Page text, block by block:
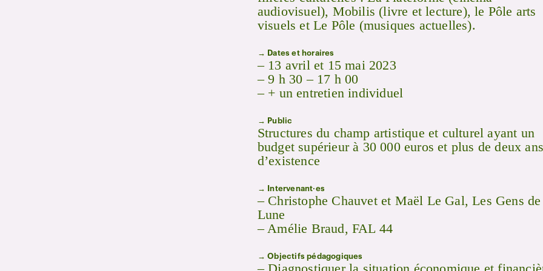
audiovisuel), Mobilis (livre et lecture), le Pôle arts
visuels et Le Pôle (musiques actuelles).
→ Dates et horaires
– 13 avril et 15 mai 2023
– 9 h 30 – 17 h 00
– + un entretien individuel
→ Public
Structures du champ artistique et culturel ayant un
budget supérieur à 30 000 euros et plus de deux ans
d’existence
→ Intervenant·es
– Christophe Chauvet et Maël Le Gal, Les Gens
Lune
– Amélie Braud, FAL 44
→ Objectifs pédagogiques